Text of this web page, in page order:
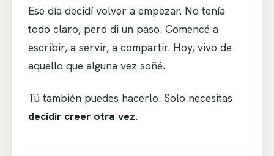
Ese día decidí volver a empezar. No tenía
todo claro, pero di un paso. Comencé a
escribir, a servir, a compartir. Hoy, vivo de
aquello que alguna vez soñé.
Tú también puedes hacerlo. Solo necesitas
decidir creer otra vez.